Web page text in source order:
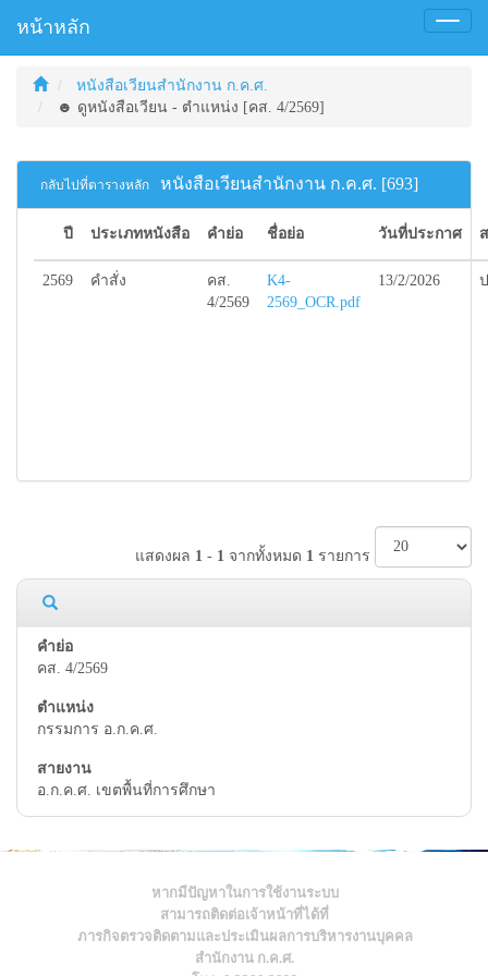
หน้าหลัก
Toggle
หนังสือเวียนสำนักงาน ก.ค.ศ.
☻ ดูหนังสือเวียน - ตำแหน่ง [คส. 4/2569]
กลับไปที่ตารางหลัก หนังสือเวียนสำนักงาน ก.ค.ศ. [693]
ปี ประเภทหนังสือ คำย่อ ชื่อย่อ วันที่ประกาศ
2569 คำสั่ง
คส.
4/2569
K4-
2569_OCR.pdf
13/2/2026
แสดงผล 1 - 1 จากทั้งหมด 1 รายการ
คส. 4/2569
กรรมการ อ.ก.ค.ศ.
อ.ก.ค.ศ. เขตพื้นที่การศึกษา
หากมีปัญหาในการใช้งานระบบ
สามารถติดต่อเจ้าหน้าที่ได้ที่
ภารกิจตรวจติดตามและประเมินผลการบริหารงานบุคคล
สำนักงาน ก.ค.ศ.